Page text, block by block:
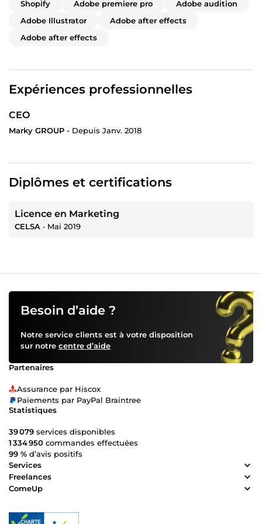
Shopify
Adobe premiere pro
Adobe audition
Adobe Illustrator
Adobe after effects
Adobe after effects
Expériences professionnelles
CEO
Marky GROUP - Depuis Janv. 2018
Diplômes et certifications
Licence en Marketing
CELSA ‐ Mai 2019
Besoin d’aide ?
Notre service clients est à votre disposition
sur notre centre d’aide
Partenaires
Assurance par Hiscox
Paiements par PayPal Braintree
Statistiques
39 079 services disponibles
1 334 950 commandes effectuées
99 % d’avis positifs
Services
Freelances
ComeUp